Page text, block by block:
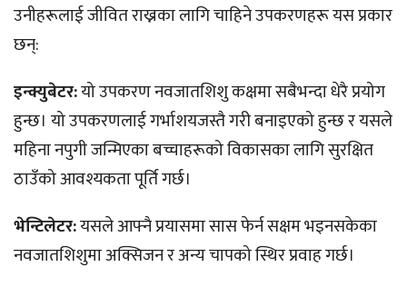
उनीहरूलाई जीवित राख्नका लागि चाहिने उपकरणहरू यस प्रकार
छन्:
इन्क्युबेटर:यो उपकरण नवजातशिशु कक्षमा सबैभन्दा धेरै प्रयोग
हुन्छ। यो उपकरणलाई गर्भाशयजस्तै गरी बनाइएको हुन्छ र यसले
महिना नपुगी जन्मिएका बच्चाहरूको विकासका लागि सुरक्षित
ठाउँको आवश्यकता पूर्ति गर्छ।
भेन्टिलेटर:यसले आफ्नै प्रयासमा सास फेर्न सक्षम भइनसकेका
नवजातशिशुमा अक्सिजन र अन्य चापको स्थिर प्रवाह गर्छ।